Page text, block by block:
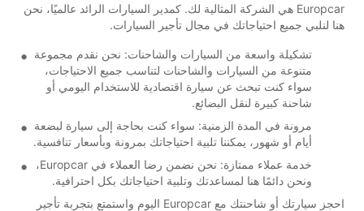
Europcar هي الشركة المثالية لك. كمدير السيارات الرائد عالميًا، نحن
هنا لنلبي جميع احتياجاتك في مجال تأجير السيارات.
تشكيلة واسعة من السيارات والشاحنات: نحن نقدم مجموعة
متنوعة من السيارات والشاحنات لتناسب جميع الاحتياجات،
سواء كنت تبحث عن سيارة اقتصادية للاستخدام اليومي أو
شاحنة كبيرة لنقل البضائع.
مرونة في المدة الزمنية: سواء كنت بحاجة إلى سيارة لبضعة
أيام أو شهور، يمكننا تلبية احتياجاتك بمرونة وبأسعار تنافسية.
خدمة عملاء ممتازة: نحن نضمن رضا العملاء في Europcar،
ونحن دائمًا هنا لمساعدتك وتلبية احتياجاتك بكل احترافية.
احجز سيارتك أو شاحنتك مع Europcar اليوم واستمتع بتجربة تأجير